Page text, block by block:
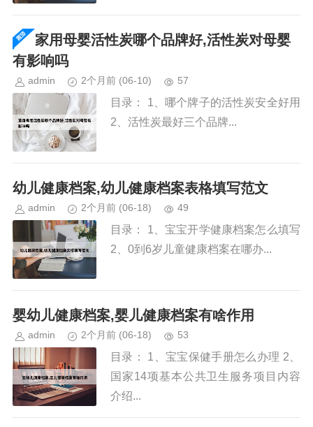
家用母婴活性炭哪个品牌好,活性炭对母婴
有影响吗
admin 2个月前 (06-10) 57
目录： 1、哪个牌子的活性炭安全好用
2、活性炭最好三个品牌...
幼儿健康档案,幼儿健康档案表格填写范文
admin 2个月前 (06-18) 49
目录： 1、宝宝开学健康档案怎么填写
2、0到6岁儿童健康档案在哪办...
婴幼儿健康档案,婴儿健康档案有啥作用
admin 2个月前 (06-18) 53
目录： 1、宝宝保健手册怎么办理 2、
国家14项基本公共卫生服务项目内容
介绍...